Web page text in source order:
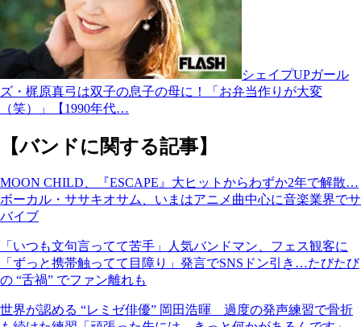
シェイプUPガール
ズ・梶原真弓は双子の息子の母に！「お弁当作りが大変
（笑）」【1990年代…
【バンドに関する記事】
MOON CHILD、『ESCAPE』大ヒットからわずか2年で解散…
ボーカル・ササキオサム、いまはアニメ曲中心に音楽業界でサ
バイブ
「いつも文句言ってて苦手」人気バンドマン、フェス観客に
「ずっと携帯触ってて目障り」発言でSNSドン引き…たびたび
の “舌禍” でファン離れも
世界が認める “レミゼ俳優” 岡田浩暉 過度の発声練習で骨折